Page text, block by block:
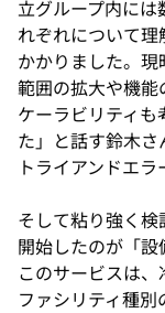
立グループ内には
れぞれについて
かかりました。
範囲の拡大や機能
ケーラビリティ
た」と話す鈴木
トライアンドエラ
そして粘り強く
開始したのが「設
このサービスは
ファシリティ種